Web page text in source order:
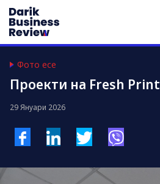
Фото есе
Проeкти на Fresh Print
29 Януари 2026